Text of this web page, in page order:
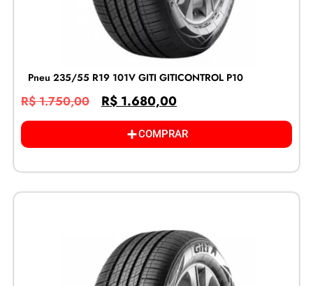
Pneu 235/55 R19 101V GITI GITICONTROL P10
R$1.750,00 R$ 1.680,00
COMPRAR